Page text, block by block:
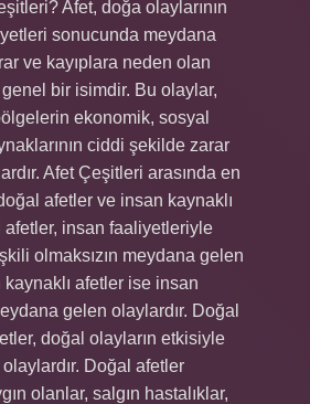
Afet, doğa olaylarının
sonucunda meydana
ve kayıplara neden olan
bir isimdir. Bu olaylar,
ekonomik, sosyal
ciddi şekilde zarar
Afet Çeşitleri arasında en
afetler ve insan kaynaklı
afetler, insan faaliyetleriyle
olmaksızın meydana gelen
kaynaklı afetler ise insan
gelen olaylardır. Doğal
doğal olayların etkisiyle
Doğal afetler
olanlar, salgın hastalıklar,